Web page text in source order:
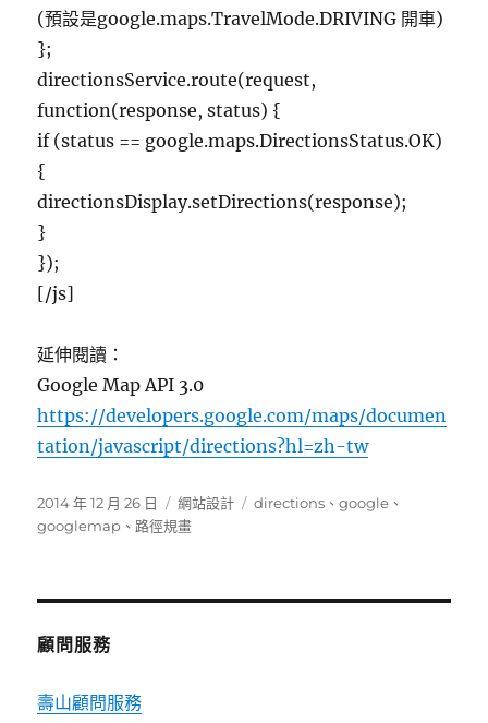
(預設是google.maps.TravelMode.DRIVING 開車)
};
directionsService.route(request,
function(response, status) {
if (status == google.maps.DirectionsStatus.OK)
{
directionsDisplay.setDirections(response);
}
});
[/js]
延伸閱讀：
Google Map API 3.0
https://developers.google.com/maps/documen
tation/javascript/directions?hl=zh-tw
發
佈
2014 年 12 月 26 日
分
類
網站設計
標
directions 、google 、
googlemap 、 路徑規畫
顧問服務
壽山顧問服務